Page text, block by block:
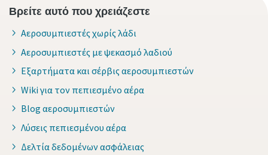
Βρείτε αυτό που χρειάζεστε
Αεροσυμπιεστές χωρίς λάδι
Αεροσυμπιεστές με ψεκασμό λαδιού
Εξαρτήματα και σέρβις αεροσυμπιεστών
Wiki για τον πεπιεσμένο αέρα
Blog αεροσυμπιεστών
Λύσεις πεπιεσμένου αέρα
Δελτία δεδομένων ασφάλειας